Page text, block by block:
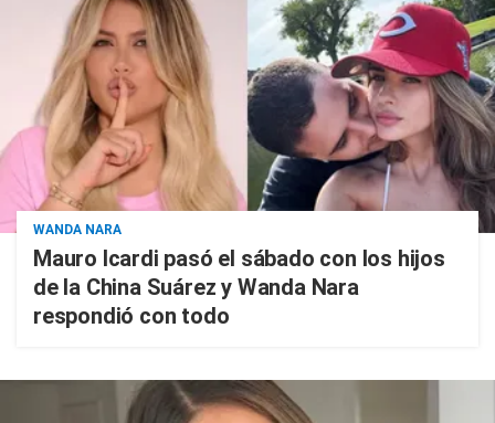
WANDA NARA
Mauro Icardi pasó el sábado con los hijos
de la China Suárez y Wanda Nara
respondió con todo